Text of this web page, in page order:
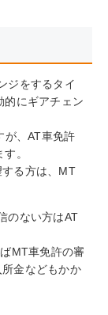
ジをするタイ
的にギアチェン
が、AT車免許
。
る方は、MT
のない方はAT
MT車免許の審
金などもかか